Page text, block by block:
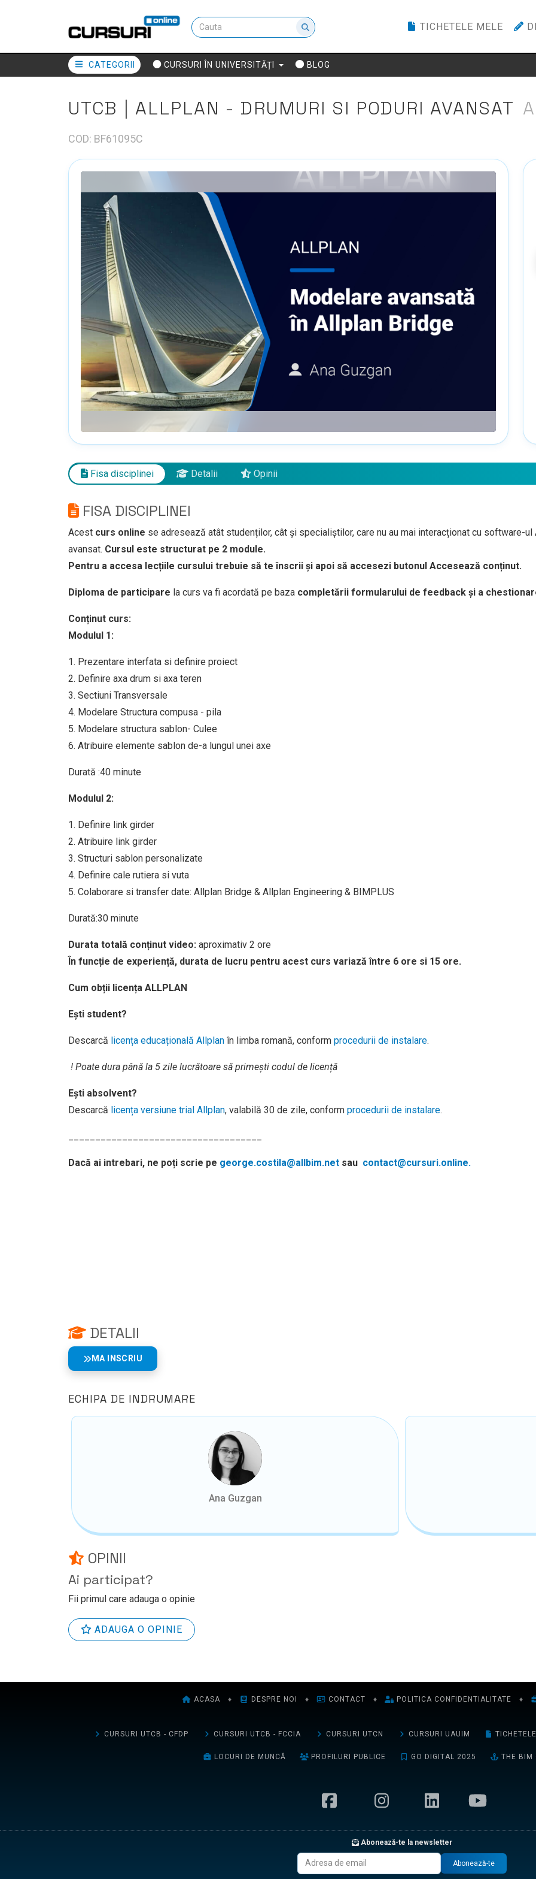
TICHETELE MELE
CATEGORII CURSURI ÎN UNIVERSITĂȚI BLOG
UTCB | ALLPLAN - DRUMURI SI PODURI AVANSAT
COD: BF61095C
Fisa disciplinei Detalii Opinii
FISA DISCIPLINEI
Acest curs online se adresează atât studenților, cât și specialiștilor, care nu au mai interacționat cu software-
avansat. Cursul este structurat pe 2 module.
Pentru a accesa lecțiile cursului trebuie să te înscrii și apoi să accesezi butonul Accesează conținut.
Diploma de participare la curs va fi acordată pe baza completării formularului de feedback și a
Conținut curs:
Modulul 1:
1. Prezentare interfata si definire proiect
2. Definire axa drum si axa teren
3. Sectiuni Transversale
4. Modelare Structura compusa - pila
5. Modelare structura sablon- Culee
6. Atribuire elemente sablon de-a lungul unei axe
Durată :40 minute
Modulul 2:
1. Definire link girder
2. Atribuire link girder
3. Structuri sablon personalizate
4. Definire cale rutiera si vuta
5. Colaborare si transfer date: Allplan Bridge & Allplan Engineering & BIMPLUS
Durată:30 minute
Durata totală conținut video: aproximativ 2 ore
În funcție de experiență, durata de lucru pentru acest curs variază între 6 ore si 15 ore.
Cum obții licența ALLPLAN
Ești student?
Descarcă licența educațională Allplan în limba romană, conform procedurii de instalare.
! Poate dura până la 5 zile lucrătoare să primești codul de licență
Ești absolvent?
Descarcă licența versiune trial Allplan, valabilă 30 de zile, conform procedurii de instalare.
Dacă ai intrebari, ne poți scrie pe george.costila@allbim.net sau contact@cursuri.online.
DETALII
MA INSCRIU
ECHIPA DE INDRUMARE
Ana Guzgan
OPINII
Ai participat?
Fii primul care adauga o opinie
ADAUGA O OPINIE
ACASA ♦ DESPRE NOI ♦ CONTACT ♦ POLITICA CONFIDENTIALITATE ♦
CURSURI UTCB - CFDP CURSURI UTCB - FCCIA CURSURI UTCN CURSURI UAUIM
LOCURI DE MUNCĂ PROFILURI PUBLICE GO DIGITAL 2025 THE BIM
Abonează-te la newsletter
Abonează-te